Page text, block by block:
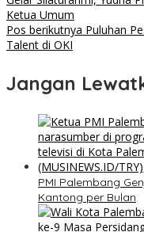
Ketua Umum
Pos berikutnya Puluhan
Talent di OKI
Jangan
PMI Palembang
Kantong per Bulan